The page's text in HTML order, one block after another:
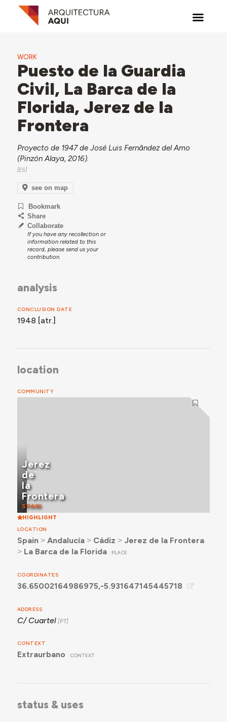
WORK
Puesto de la Guardia
Civil, La Barca de la
Florida, Jerez de la
Frontera
Proyecto de 1947 de José Luis Fernãndez del Amo
(Pinzón Alaya, 2016).
see on map
Bookmark
Share
Collaborate
If you have any recollection or
information related to this
record, please send us your
contribution.
analysis
CONCLUSION DATE
1948 [atr.]
location
COMMUNITY
Jerez
de
la
Frontera
SPAIN
HIGHLIGHT
LOCATION
Spain ˃ Andalucía˃ Cádiz ˃ Jerez de la Frontera
˃ La Barca de la Florida PLACE
COORDINATES
36.65002164986975,-5.931647145445718
ADDRESS
C/ Cuartel
CONTEXT
Extraurbano CONTEXT
status & uses